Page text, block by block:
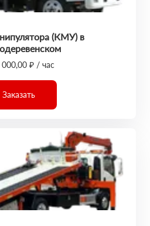
(КМУ) в
₽ / час
Заказать